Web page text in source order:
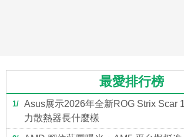
最愛排行榜
1
Asus展示2026年全新ROG Strix Scar
力散熱器長什麼樣